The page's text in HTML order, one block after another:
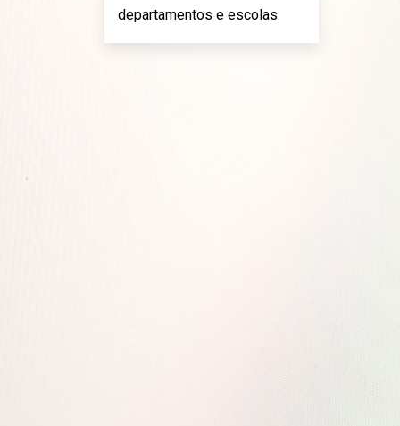
departamentos e escolas